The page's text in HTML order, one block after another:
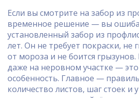
Если вы смотрите на забор из
временное решение — вы
установленный забор из
лет. Он не требует покраски, не
от мороза и не боится
даже на неровном участке —
особенность. Главное —
количество листов, шаг стоек и